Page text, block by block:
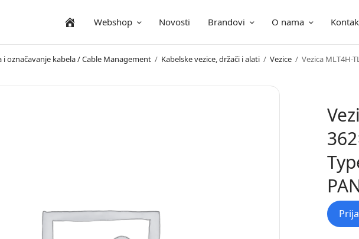
NaslovnicaWebshop Novosti Brandovi O nama
i označavanje kabela / Cable Management / Kabelske vezice, držači i alati / Vezice / Vezica MLT4H-